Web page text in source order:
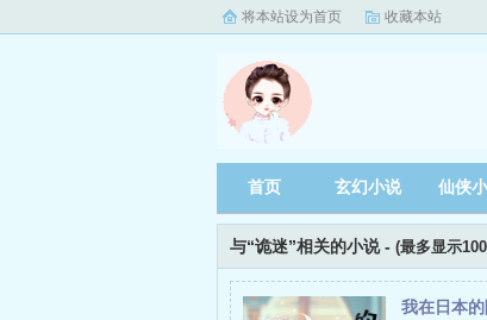
将本站设为首页 收藏本站
首页 玄幻小说 仙侠
与“诡迷”相关的小说 - (最多显示
我在日本